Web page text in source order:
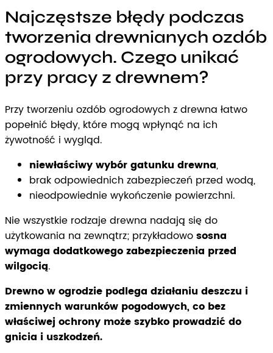
Najczęstsze błędy podczas
tworzenia drewnianych ozdób
ogrodowych. Czego unikać
przy pracy z drewnem?
Przy tworzeniu ozdób ogrodowych z drewna łatwo
popełnić błędy, które mogą wpłynąć na ich
żywotność i wygląd.
niewłaściwy wybór gatunku drewna,
brak odpowiednich zabezpieczeń przed wodą,
nieodpowiednie wykończenie powierzchni.
Nie wszystkie rodzaje drewna nadają się do
użytkowania na zewnątrz; przykładowososna
wymaga dodatkowego zabezpieczenia przed
wilgocią.
Drewno w ogrodzie podlega działaniu deszczu i
zmiennych warunków pogodowych, co bez
właściwej ochrony może szybko prowadzić do
gnicia i uszkodzeń.